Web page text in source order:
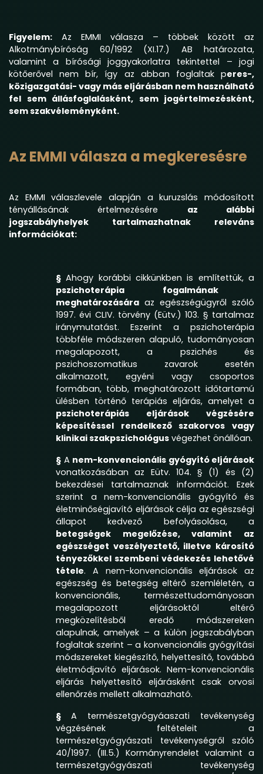
Figyelem: Az EMMI válasza – többek között az
Alkotmánybíróság 60/1992 (XI.17.) AB határozata,
valamint a bírósági joggyakorlatra tekintettel – jogi
kötőerővel nem bír, így az abban foglaltak peres-,
közigazgatási- vagy más eljárásban nem használható
fel sem állásfoglalásként, sem jogértelmezésként,
sem szakvéleményként.
Az EMMI válasza a megkeresésre
Az EMMI válaszlevele alapján a kuruzslás módosított
tényállásának értelmezésére az alábbi
jogszabályhelyek tartalmazhatnak releváns
információkat:
§ Ahogy korábbi cikkünkben is említettük, a
pszichoterápia fogalmának
meghatározására az egészségügyről szóló
1997. évi CLIV. törvény(Eütv.) 103. § tartalmaz
iránymutatást. Eszerint a pszichoterápia
többféle módszeren alapuló, tudományosan
megalapozott, a pszichés és
pszichoszomatikus zavarok esetén
alkalmazott, egyéni vagy csoportos
formában, több, meghatározott időtartamú
ülésben történő terápiás eljárás, amelyet a
pszichoterápiás eljárások végzésére
képesítéssel rendelkező szakorvos vagy
klinikai szakpszichológus végezhet önállóan.
§ A nem-konvencionális gyógyító eljárások
vonatkozásában az Eütv. 104. § (1) és (2)
bekezdései tartalmaznak információt. Ezek
szerint a nem-konvencionális gyógyító és
életminőségjavító eljárások célja az egészségi
állapot kedvező befolyásolása, a
betegségek megelőzése, valamint az
egészséget veszélyeztető, illetve károsító
tényezőkkel szembeni védekezés lehetővé
tétele. A nem-konvencionális eljárások az
egészség és betegség eltérő szemléletén, a
konvencionális, természettudományosan
megalapozott eljárásoktól eltérő
megközelítésből eredő módszereken
alapulnak, amelyek – a külön jogszabályban
foglaltak szerint – a konvencionális gyógyítási
módszereket kiegészítő, helyettesítő, továbbá
életmódjavító eljárások. Nem-konvencionális
eljárás helyettesítő eljárásként csak orvosi
ellenőrzés mellett alkalmazható.
§ A természetgyógyáaszati tevékenység
végzésének feltételeit a
természetgyógyászati tevékenységről szóló
40/1997. (III.5.) Kormányrendelet valamint a
természetgyógyászati tevékenység